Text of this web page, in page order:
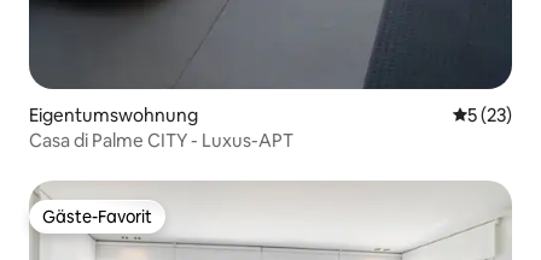
Eigentumswohnung
5 (23)
Casa di Palme CITY - Luxus-APT
Gäste-Favorit
Gäste-Favorit